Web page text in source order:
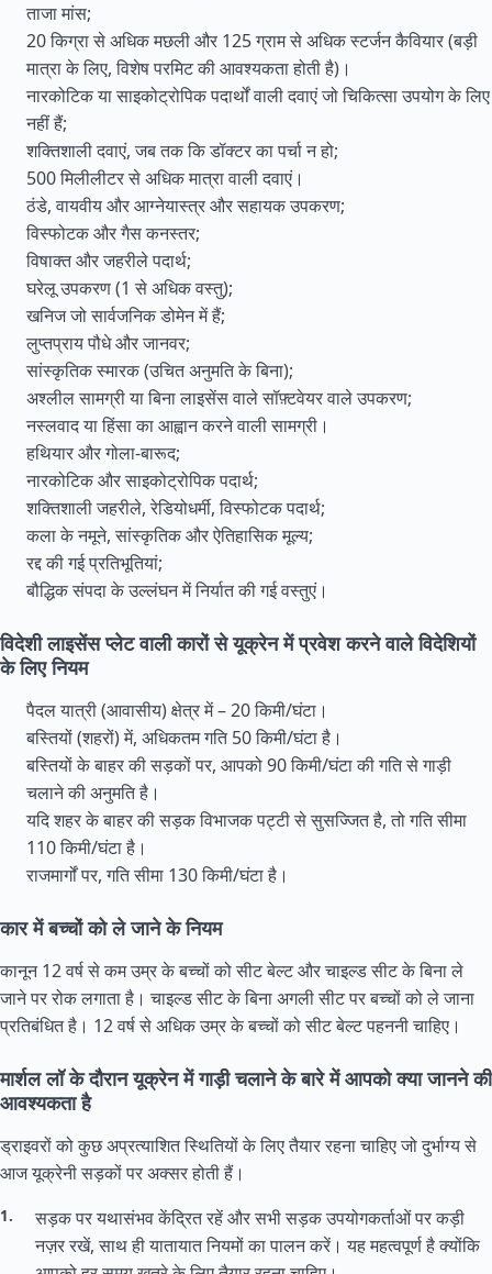
ताजा मांस;
20 किग्रा से अधिक मछली और 125 ग्राम से अधिक स्टर्जन कैवियार (बड़ी
मात्रा के लिए, विशेष परमिट की आवश्यकता होती है)।
नारकोटिक या साइकोट्रोपिक पदार्थों वाली दवाएं जो चिकित्सा उपयोग के लिए
नहीं हैं;
शक्तिशाली दवाएं, जब तक कि डॉक्टर का पर्चा न हो;
500 मिलीलीटर से अधिक मात्रा वाली दवाएं।
ठंडे, वायवीय और आग्नेयास्त्र और सहायक उपकरण;
विस्फोटक और गैस कनस्तर;
विषाक्त और जहरीले पदार्थ;
घरेलू उपकरण (1 से अधिक वस्तु);
खनिज जो सार्वजनिक डोमेन में हैं;
लुप्तप्राय पौधे और जानवर;
सांस्कृतिक स्मारक (उचित अनुमति के बिना);
अश्लील सामग्री या बिना लाइसेंस वाले सॉफ़्टवेयर वाले उपकरण;
नस्लवाद या हिंसा का आह्वान करने वाली सामग्री।
हथियार और गोला-बारूद;
नारकोटिक और साइकोट्रोपिक पदार्थ;
शक्तिशाली जहरीले, रेडियोधर्मी, विस्फोटक पदार्थ;
कला के नमूने, सांस्कृतिक और ऐतिहासिक मूल्य;
रद्द की गई प्रतिभूतियां;
बौद्धिक संपदा के उल्लंघन में निर्यात की गई वस्तुएं।
विदेशी लाइसेंस प्लेट वाली कारों से यूक्रेन में प्रवेश करने वाले विदेशियों
के लिए नियम
पैदल यात्री (आवासीय) क्षेत्र में – 20 किमी/घंटा।
बस्तियों (शहरों) में, अधिकतम गति 50 किमी/घंटा है।
बस्तियों के बाहर की सड़कों पर, आपको 90 किमी/घंटा की गति से गाड़ी
चलाने की अनुमति है।
यदि शहर के बाहर की सड़क विभाजक पट्टी से सुसज्जित है, तो गति सीमा
110 किमी/घंटा है।
राजमार्गों पर, गति सीमा 130 किमी/घंटा है।
कार में बच्चों को ले जाने के नियम
कानून 12 वर्ष से कम उम्र के बच्चों को सीट बेल्ट और चाइल्ड सीट के बिना ले
जाने पर रोक लगाता है। चाइल्ड सीट के बिना अगली सीट पर बच्चों को ले जाना
प्रतिबंधित है। 12 वर्ष से अधिक उम्र के बच्चों को सीट बेल्ट पहननी चाहिए।
मार्शल लॉ के दौरान यूक्रेन में गाड़ी चलाने के बारे में आपको क्या जानने की
आवश्यकता है
ड्राइवरों को कुछ अप्रत्याशित स्थितियों के लिए तैयार रहना चाहिए जो दुर्भाग्य से
आज यूक्रेनी सड़कों पर अक्सर होती हैं।
सड़क पर यथासंभव केंद्रित रहें और सभी सड़क उपयोगकर्ताओं पर कड़ी
नज़र रखें, साथ ही यातायात नियमों का पालन करें। यह महत्वपूर्ण है क्योंकि